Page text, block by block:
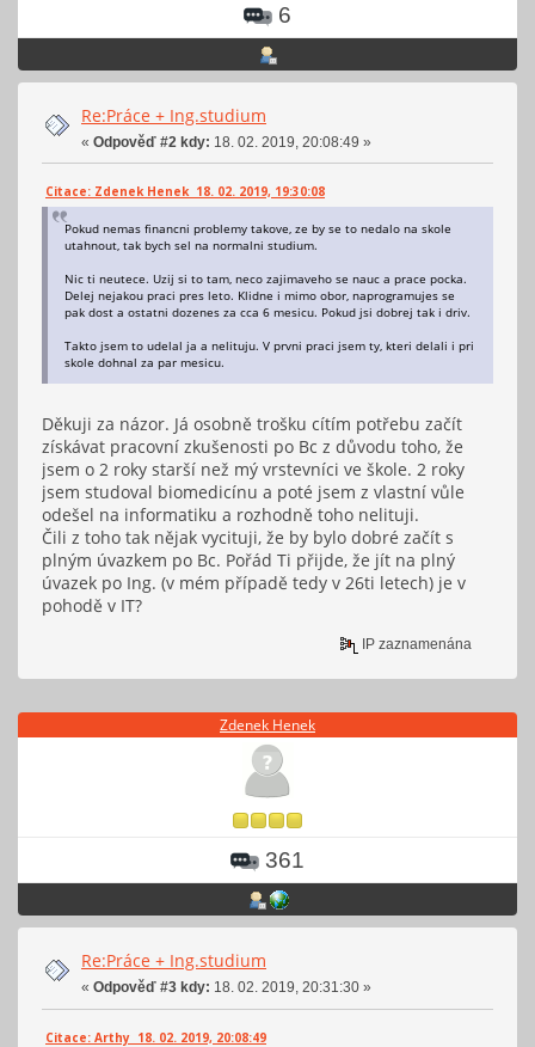
6
Re:Práce + Ing.studium
« Odpověď #2 kdy: 18. 02. 2019, 20:08:49 »
Citace: Zdenek Henek 18. 02. 2019, 19:30:08
Pokud nemas financni problemy takove, ze by se to nedalo na skole
utahnout, tak bych sel na normalni studium.
Nic ti neutece. Uzij si to tam, neco zajimaveho se nauc a prace pocka.
Delej nejakou praci pres leto. Klidne i mimo obor, naprogramujes se
pak dost a ostatni dozenes za cca 6 mesicu. Pokud jsi dobrej tak i driv.
Takto jsem to udelal ja a nelituju. V prvni praci jsem ty, kteri delali i pri
skole dohnal za par mesicu.
Děkuji za názor. Já osobně trošku cítím potřebu začít
získávat pracovní zkušenosti po Bc z důvodu toho, že
jsem o 2 roky starší než mý vrstevníci ve škole. 2 roky
jsem studoval biomedicínu a poté jsem z vlastní vůle
odešel na informatiku a rozhodně toho nelituji.
Čili z toho tak nějak vycituji, že by bylo dobré začít s
plným úvazkem po Bc. Pořád Ti přijde, že jít na plný
úvazek po Ing. (v mém případě tedy v 26ti letech) je v
pohodě v IT?
IP zaznamenána
Zdenek Henek
361
Re:Práce + Ing.studium
« Odpověď #3 kdy: 18. 02. 2019, 20:31:30 »
Citace: Arthy 18. 02. 2019, 20:08:49